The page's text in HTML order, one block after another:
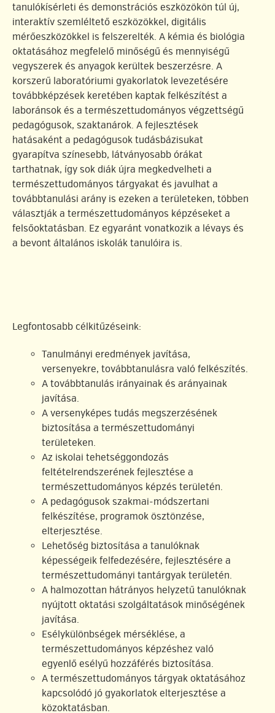
tanulókísérleti és demonstrációs eszközökön túl új,
interaktív szemléltető eszközökkel, digitális
mérőeszközökkel is felszerelték. A kémia és biológia
oktatásához megfelelő minőségű és mennyiségű
vegyszerek és anyagok kerültek beszerzésre. A
korszerű laboratóriumi gyakorlatok levezetésére
továbbképzések keretében kaptak felkészítést a
laboránsok és a természettudományos végzettségű
pedagógusok, szaktanárok. A fejlesztések
hatásaként a pedagógusok tudásbázisukat
gyarapítva színesebb, látványosabb órákat
tarthatnak, így sok diák újra megkedvelheti a
természettudományos tárgyakat és javulhat a
továbbtanulási arány is ezeken a területeken, többen
választják a természettudományos képzéseket a
felsőoktatásban. Ez egyaránt vonatkozik a lévays és
a bevont általános iskolák tanulóira is.
Legfontosabb célkitűzéseink:
Tanulmányi eredmények javítása,
versenyekre, továbbtanulásra való felkészítés.
A továbbtanulás irányainak és arányainak
javítása.
A versenyképes tudás megszerzésének
biztosítása a természettudományi
területeken.
Az iskolai tehetséggondozás
feltételrendszerének fejlesztése a
természettudományos képzés területén.
A pedagógusok szakmai-módszertani
felkészítése, programok ösztönzése,
elterjesztése.
Lehetőség biztosítása a tanulóknak
képességeik felfedezésére, fejlesztésére a
természettudományi tantárgyak területén.
A halmozottan hátrányos helyzetű tanulóknak
nyújtott oktatási szolgáltatások minőségének
javítása.
Esélykülönbségek mérséklése, a
természettudományos képzéshez való
egyenlő esélyű hozzáférés biztosítása.
A természettudományos tárgyak oktatásához
kapcsolódó jó gyakorlatok elterjesztése a
közoktatásban.